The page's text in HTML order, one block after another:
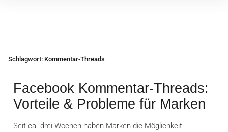
Schlagwort: Kommentar-Threads
Facebook Kommentar-Threads:
Vorteile & Probleme für Marken
Seit ca. drei Wochen haben Marken die Möglichkeit,